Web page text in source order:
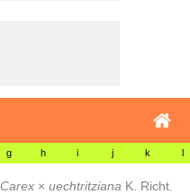
g h i j k l
Carex × uechtritziana K. Richt.